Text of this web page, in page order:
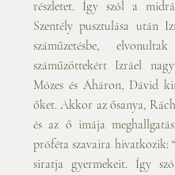
részletet. Így szól a
Szentély pusztulása után
száműzetésbe,
száműzöttekért Izráel
Mózes és Áháron, Dávid
őket. Akkor az ősanya,
és az ő imája
próféta szavaira hivatkozik:
siratja gyermekeit. Így